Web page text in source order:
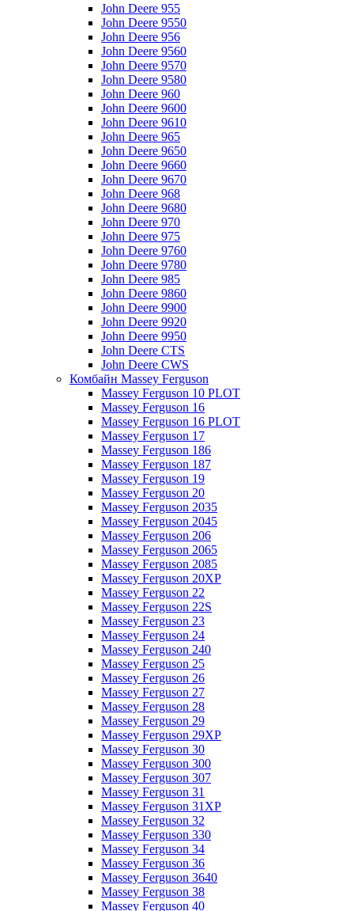
John Deere 955
John Deere 9550
John Deere 956
John Deere 9560
John Deere 9570
John Deere 9580
John Deere 960
John Deere 9600
John Deere 9610
John Deere 965
John Deere 9650
John Deere 9660
John Deere 9670
John Deere 968
John Deere 9680
John Deere 970
John Deere 975
John Deere 9760
John Deere 9780
John Deere 985
John Deere 9860
John Deere 9900
John Deere 9920
John Deere 9950
John Deere CTS
John Deere CWS
Комбайн Massey Ferguson
Massey Ferguson 10 PLOT
Massey Ferguson 16
Massey Ferguson 16 PLOT
Massey Ferguson 17
Massey Ferguson 186
Massey Ferguson 187
Massey Ferguson 19
Massey Ferguson 20
Massey Ferguson 2035
Massey Ferguson 2045
Massey Ferguson 206
Massey Ferguson 2065
Massey Ferguson 2085
Massey Ferguson 20XP
Massey Ferguson 22
Massey Ferguson 22S
Massey Ferguson 23
Massey Ferguson 24
Massey Ferguson 240
Massey Ferguson 25
Massey Ferguson 26
Massey Ferguson 27
Massey Ferguson 28
Massey Ferguson 29
Massey Ferguson 29XP
Massey Ferguson 30
Massey Ferguson 300
Massey Ferguson 307
Massey Ferguson 31
Massey Ferguson 31XP
Massey Ferguson 32
Massey Ferguson 330
Massey Ferguson 34
Massey Ferguson 36
Massey Ferguson 3640
Massey Ferguson 38
Massey Ferguson 40